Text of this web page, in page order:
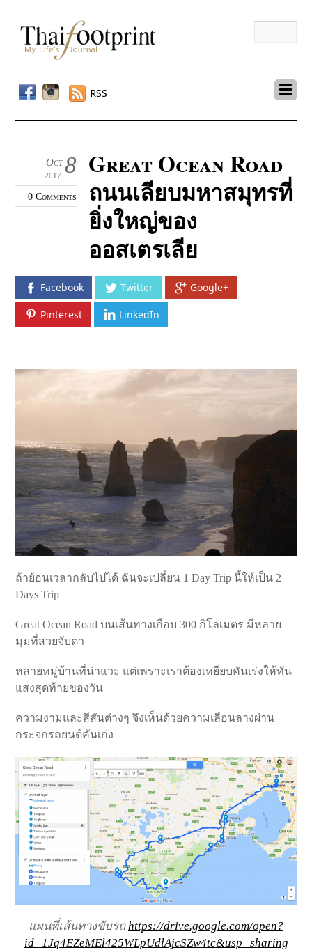
RSS
8
Oct
2017
0 Comments
Great Ocean Road
ถนนเลียบมหาสมุทรที่
ยิ่งใหญ่ของ
ออสเตรเลีย
Facebook Twitter Google+
Pinterest LinkedIn
ถ้าย้อนเวลากลับไปได้ ฉันจะเปลี่ยน 1 Day Trip นี้ให้เป็น 2
Days Trip
Great Ocean Road บนเส้นทางเกือบ 300 กิโลเมตร มีหลาย
มุมที่สวยจับตา
หลายหมู่บ้านที่น่าแวะ แต่เพราะเราต้องเหยียบคันเร่งให้ทัน
แสงสุดท้ายของวัน
ความงามและสีสันต่างๆ จึงเห็นด้วยความเลือนลางผ่าน
กระจกรถยนต์คันเก่ง
แผนที่เส้นทางขับรถhttps://drive.google.com/open?
id=1Jq4EZeMEl425WLpUdlAjcSZw4tc&usp=sharing